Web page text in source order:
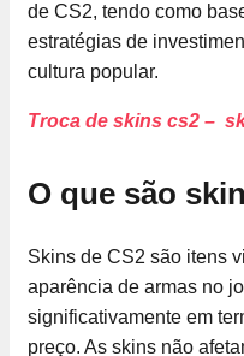
de CS2, tendo como
estratégias de
cultura popular.
Troca de skins cs2 –
O que são
Skins de CS2 são itens
aparência de armas no
significativamente em
preço. As skins não